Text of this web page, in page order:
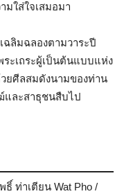
มใส่ใจเสมอมา
ฉลิมฉลองตามวาระปี
ะเถระผู้เป็นต้นแบบแห่ง
ยศีลสมดังนามของท่าน
และสาธุชนสืบไป
ท่าเตียน Wat Pho /